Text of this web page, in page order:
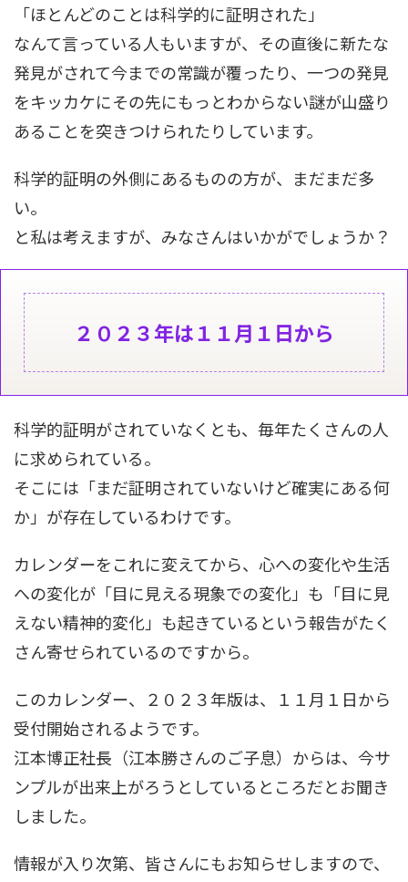
「ほとんどのことは科学的に証明された」
なんて言っている人もいますが、その直後に新たな
発見がされて今までの常識が覆ったり、一つの発見
をキッカケにその先にもっとわからない謎が山盛り
あることを突きつけられたりしています。
科学的証明の外側にあるものの方が、まだまだ多
い。
と私は考えますが、みなさんはいかがでしょうか？
２０２３年は１１月１日から
科学的証明がされていなくとも、毎年たくさんの人
に求められている。
そこには「まだ証明されていないけど確実にある何
か」が存在しているわけです。
カレンダーをこれに変えてから、心への変化や生活
への変化が「目に見える現象での変化」も「目に見
えない精神的変化」も起きているという報告がたく
さん寄せられているのですから。
このカレンダー、２０２３年版は、１１月１日から
受付開始されるようです。
江本博正社長（江本勝さんのご子息）からは、今サ
ンプルが出来上がろうとしているところだとお聞き
しました。
情報が入り次第、皆さんにもお知らせしますので、